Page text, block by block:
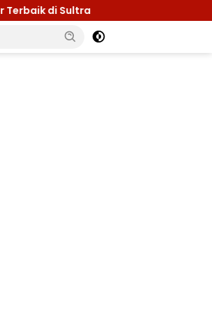
Menuju Jamnas 2026, Ketua